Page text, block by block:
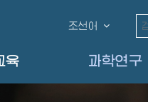
조선어
육 과학연구